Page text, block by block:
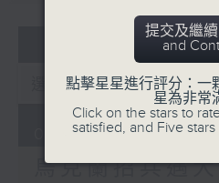
05 - 08
01/08/2026
烏克蘭招兵遇
提交及繼
and
點擊星星進行評分：一
星為非常
Click on the stars to
satisfied, and Five